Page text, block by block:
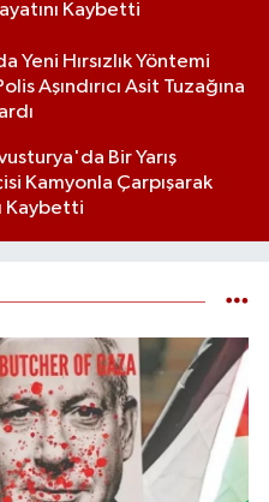
Kaybetti
Yeni Hırsızlık Yöntemi
Aşındırıcı Asit Tuzağına
Bir Yarış
Kamyonla Çarpışarak
Kaybetti